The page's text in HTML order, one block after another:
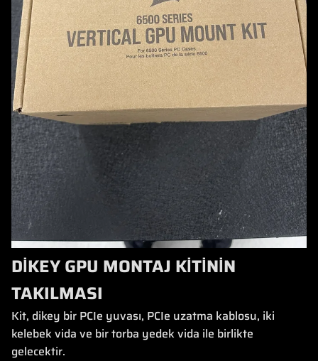
DİKEY GPU MONTAJ KİTİNİN
TAKILMASI
Kit, dikey bir PCIe yuvası, PCIe uzatma kablosu, iki
kelebek vida ve bir torba yedek vida ile birlikte
gelecektir.